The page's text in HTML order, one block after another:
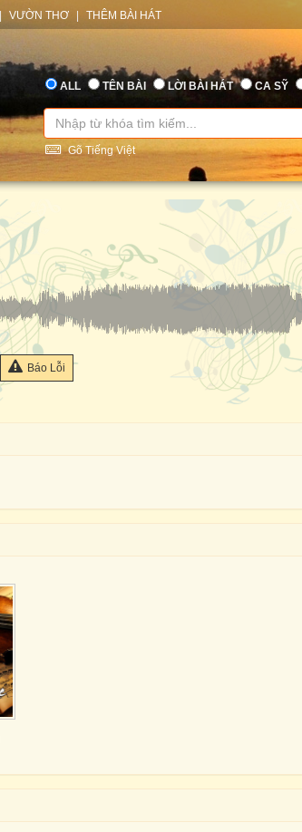
VƯỜN THƠ THÊM BÀI HÁT
ALL TÊN BÀI LỜI BÀI HÁT CA SỸ
Gõ Tiếng Việt
Báo Lỗi